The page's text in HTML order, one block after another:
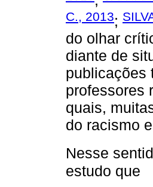
C., 2013;
do olhar
diante de
publicações
professores
quais,
do racismo
Nesse
estudo que